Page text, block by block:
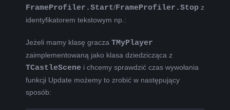
FrameProfiler.Start/FrameProfiler.Stop z
identyfikatorem tekstowym np.:
Jeżeli mamy klasę gracza TMyPlayer
zaimplementowaną jako klasa dziedzicząca z
TCastleScene i chcemy sprawdzić czas wywołania
funkcji Update możemy to zrobić w następujący
sposób: